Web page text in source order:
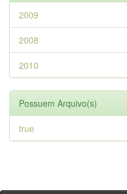
2009
2008
2010
Possuem Arquivo(s)
true